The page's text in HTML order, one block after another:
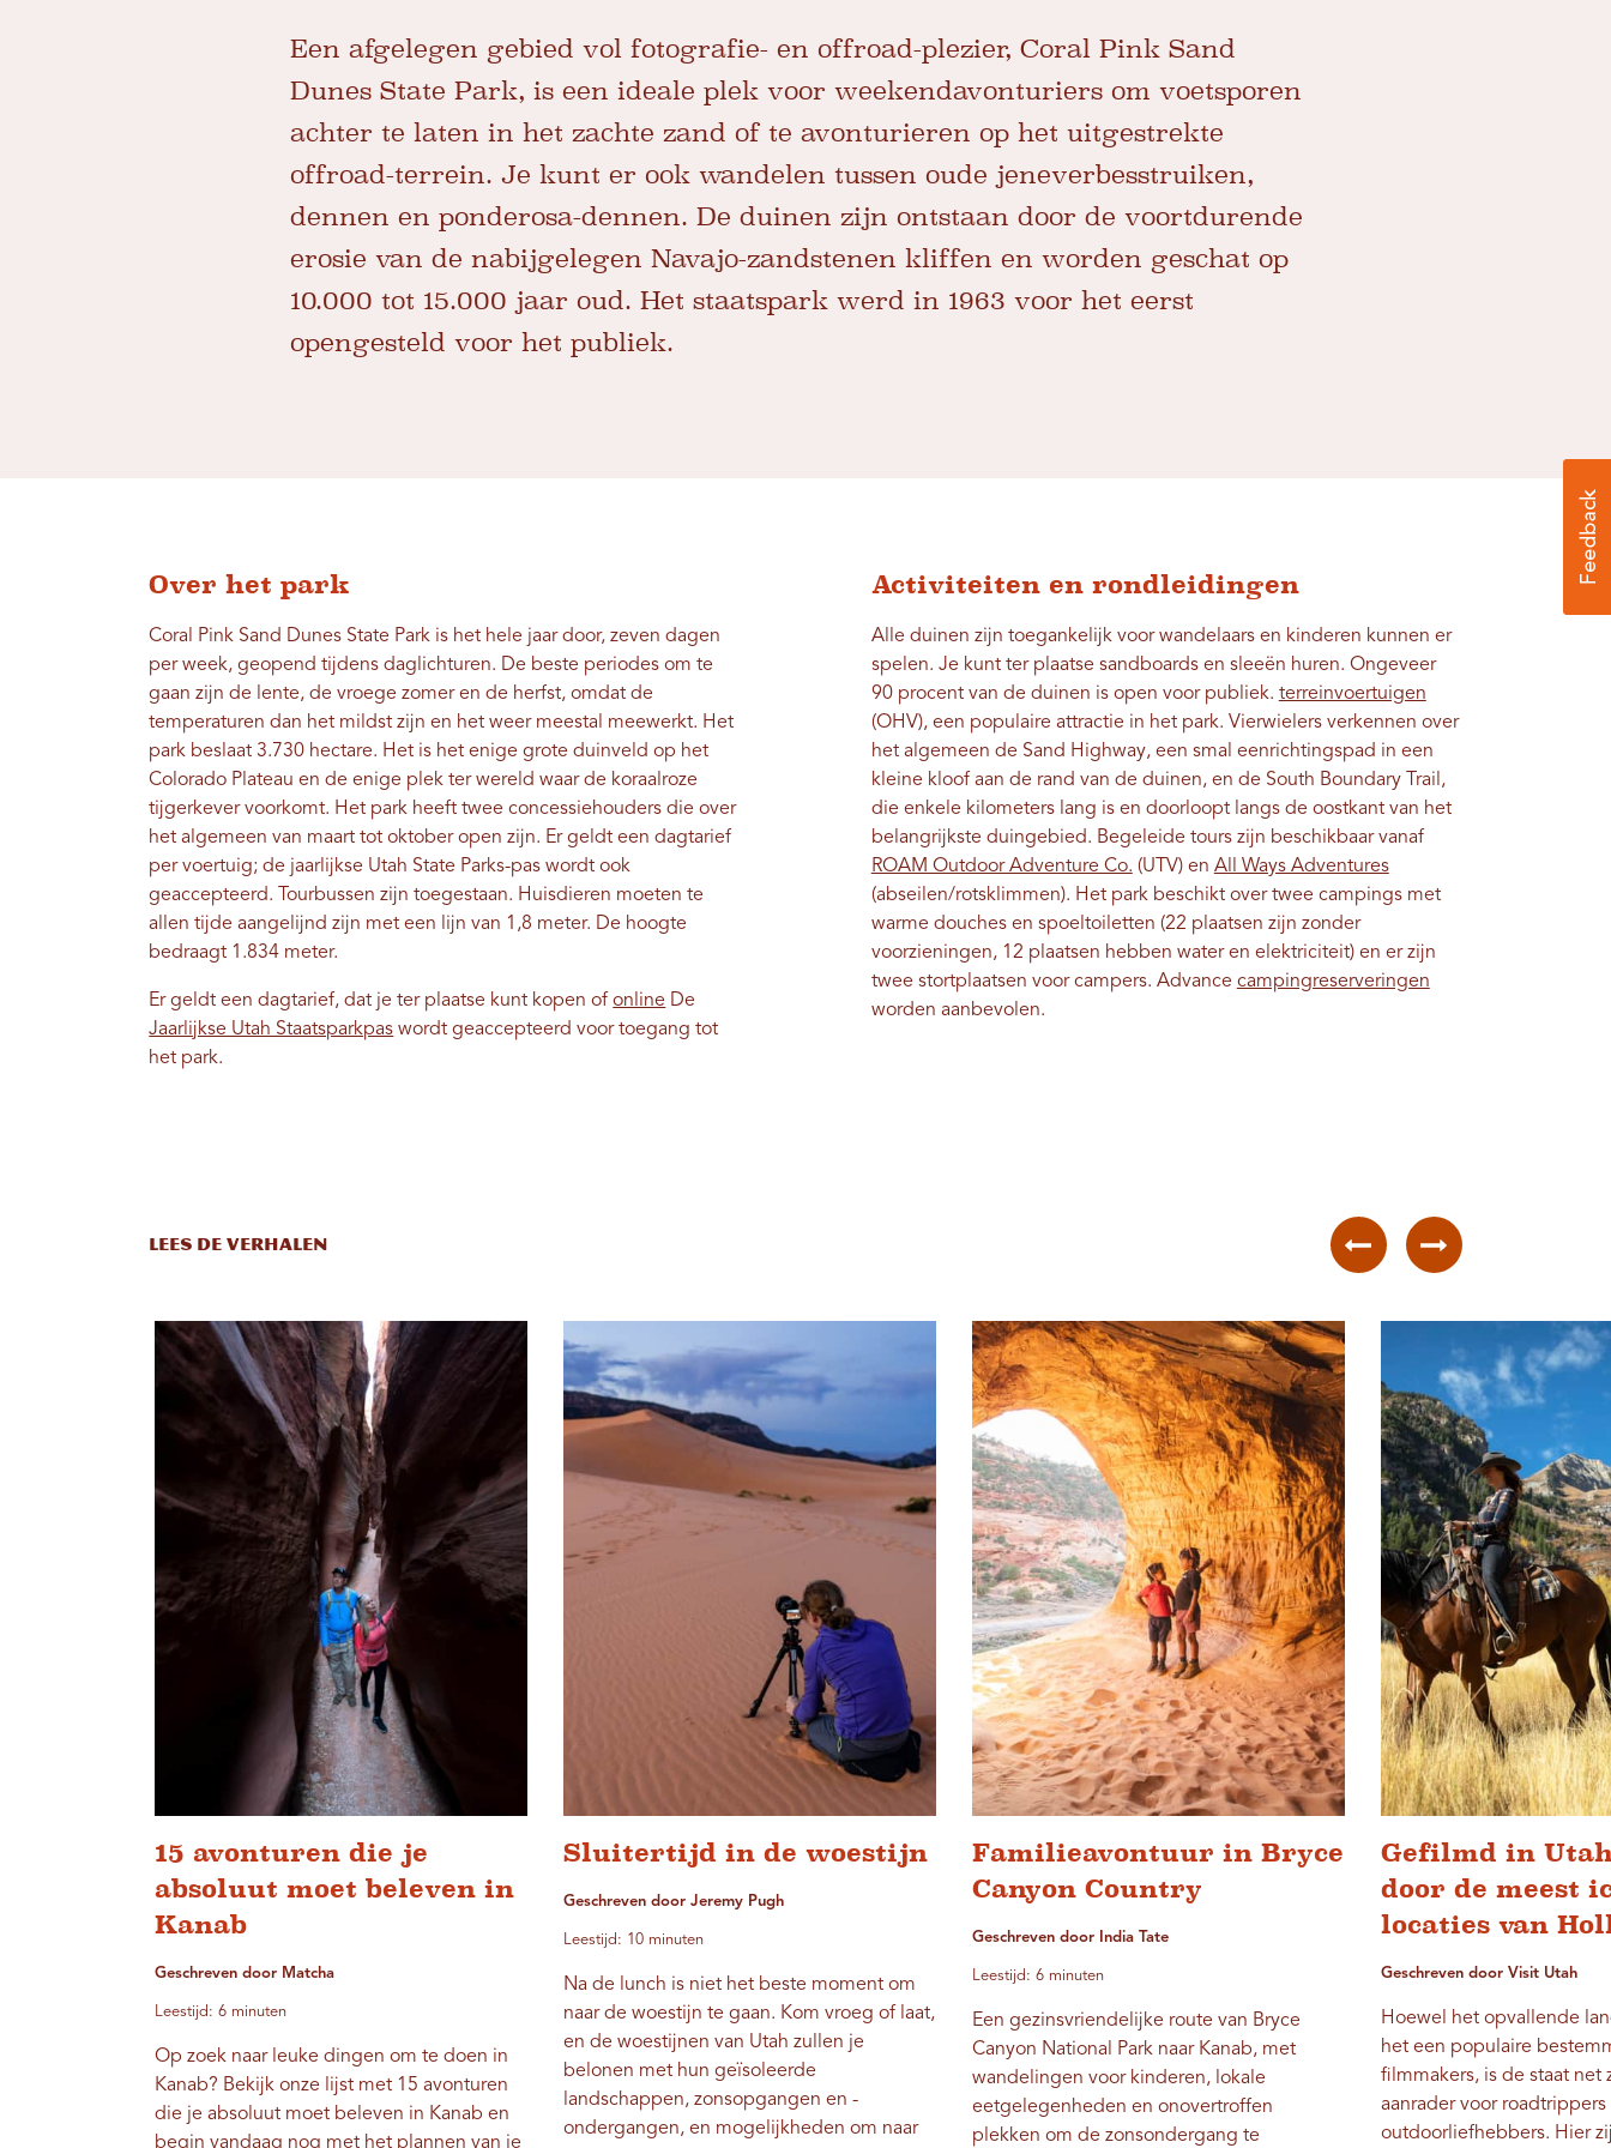
Een afgelegen gebied vol fotografie- en offroad-plezier, Coral Pink Sand
Dunes State Park, is een ideale plek voor weekendavonturiers om voetsporen
achter te laten in het zachte zand of te avonturieren op het uitgestrekte
offroad-terrein. Je kunt er ook wandelen tussen oude jeneverbesstruiken,
dennen en ponderosa-dennen. De duinen zijn ontstaan ​​door de voortdurende
erosie van de nabijgelegen Navajo-zandstenen kliffen en worden geschat op
10.000 tot 15.000 jaar oud. Het staatspark werd in 1963 voor het eerst
opengesteld voor het publiek.
Over het park
Coral Pink Sand Dunes State Park is het hele jaar door, zeven dagen
per week, geopend tijdens daglichturen. De beste periodes om te
gaan zijn de lente, de vroege zomer en de herfst, omdat de
temperaturen dan het mildst zijn en het weer meestal meewerkt. Het
park beslaat 3.730 hectare. Het is het enige grote duinveld op het
Colorado Plateau en de enige plek ter wereld waar de koraalroze
tijgerkever voorkomt. Het park heeft twee concessiehouders die over
het algemeen van maart tot oktober open zijn. Er geldt een dagtarief
per voertuig; de jaarlijkse Utah State Parks-pas wordt ook
geaccepteerd. Tourbussen zijn toegestaan. Huisdieren moeten te
allen tijde aangelijnd zijn met een lijn van 1,8 meter. De hoogte
bedraagt ​​1.834 meter.
Er geldt een dagtarief, dat je ter plaatse kunt kopen ofonline De
Jaarlijkse Utah Staatsparkpas wordt geaccepteerd voor toegang tot
het park.
Activiteiten en rondleidingen
Alle duinen zijn toegankelijk voor wandelaars en kinderen kunnen er
spelen. Je kunt ter plaatse sandboards en sleeën huren. Ongeveer
90 procent van de duinen is open voor publiek. terreinvoertuigen
(OHV), een populaire attractie in het park. Vierwielers verkennen over
het algemeen de Sand Highway, een smal eenrichtingspad in een
kleine kloof aan de rand van de duinen, en de South Boundary Trail,
die enkele kilometers lang is en doorloopt langs de oostkant van het
belangrijkste duingebied. Begeleide tours zijn beschikbaar vanaf
ROAM Outdoor Adventure Co. (UTV) en All Ways Adventures
(abseilen/rotsklimmen). Het park beschikt over twee campings met
warme douches en spoeltoiletten (22 plaatsen zijn zonder
voorzieningen, 12 plaatsen hebben water en elektriciteit) en er zijn
twee stortplaatsen voor campers. Advance campingreserveringen
worden aanbevolen.
LEES DE VERHALEN
15 avonturen die je
absoluut moet beleven in
Kanab
Geschreven door Matcha
Leestijd: 6 minuten
Op zoek naar leuke dingen om te doen in
Kanab? Bekijk onze lijst met 15 avonturen
die je absoluut moet beleven in Kanab en
begin vandaag nog met het plannen van je
Sluitertijd in de woestijn
Geschreven door Jeremy Pugh
Leestijd: 10 minuten
Na de lunch is niet het beste moment om
naar de woestijn te gaan. Kom vroeg of laat,
en de woestijnen van Utah zullen je
belonen met hun geïsoleerde
landschappen, zonsopgangen en -
ondergangen, en mogelijkheden om naar
Familieavontuur in Bryce
Canyon Country
Geschreven door India Tate
Leestijd: 6 minuten
Een gezinsvriendelijke route van Bryce
Canyon National Park naar Kanab, met
wandelingen voor kinderen, lokale
eetgelegenheden en onovertroffen
plekken om de zonsondergang te
Gefilmd in
door de meest
locaties van
Geschreven door Visit Utah
Hoewel het opvallende
het een populaire
filmmakers, is de staat net
aanrader voor roadtrippers
outdoorliefhebbers. Hier